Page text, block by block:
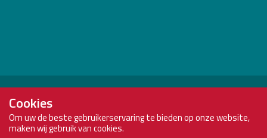
Cookies
Om uw de beste gebruikerservaring te bieden op onze website,
maken wij gebruik van cookies.